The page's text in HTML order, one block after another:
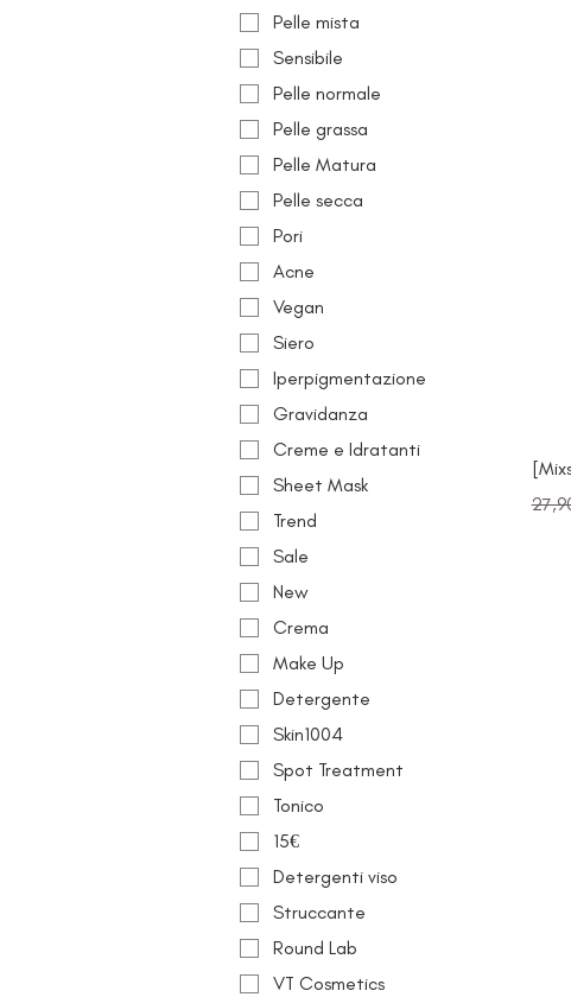
Pelle mista
Sensibile
Pelle normale
Pelle grassa
Pelle Matura
Pelle secca
Pori
Acne
Vegan
Siero
Iperpigmentazione
Gravidanza
Creme e Idratanti
Sheet Mask
Trend
Sale
New
Crema
Make Up
Detergente
Skin1004
Spot Treatment
Tonico
15€
Detergenti viso
Struccante
Round Lab
VT Cosmetics